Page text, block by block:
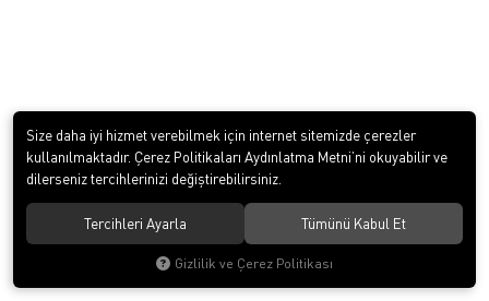
Softshell Mont
+KDV
Reflektörlü İkaz Yeleği Baskılı
80,00
Size daha iyi hizmet verebilmek için internet sitemizde çerezler
kullanılmaktadır. Çerez Politikaları Aydınlatma Metni’ni okuyabilir ve
dilerseniz tercihlerinizi değiştirebilirsiniz.
Tercihleri Ayarla Tümünü Kabul Et
Gizlilik ve Çerez Politikası